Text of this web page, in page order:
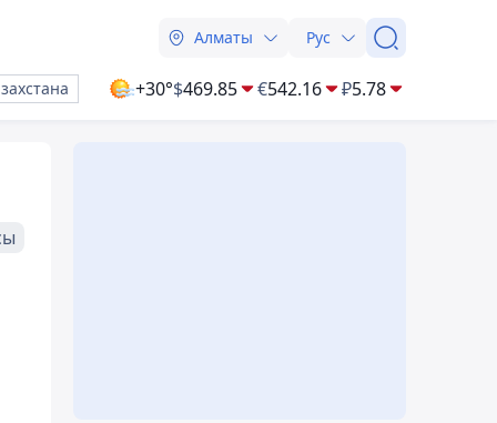
Алматы Рус
+30°$469.85 €542.16 ₽5.78